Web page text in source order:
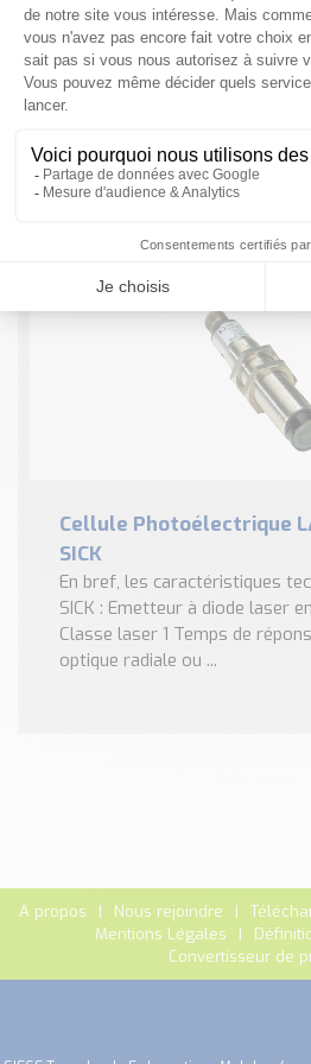
Nos Réalisations
Conseils et Actualités
Catalogue des essentiels pour
brasseries
Contact & Devis
Devis, Tarifs, Renseignements
Cellule Photoélectrique
SICK
En bref, les caractéristiques
SICK : Emetteur à diode laser
Classe laser 1 Temps de
optique radiale ou ...
A propos Nous rejoindre
Mentions Légales
Convertisseur de